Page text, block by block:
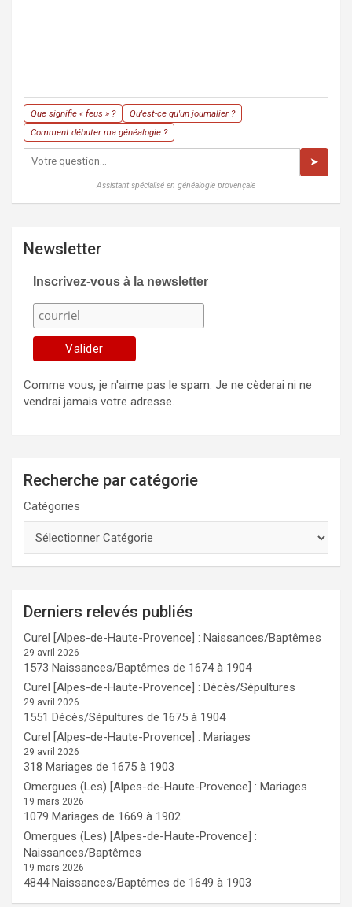
Que signifie « feus » ?
Qu'est-ce qu'un journalier ?
Comment débuter ma généalogie ?
➤
Assistant spécialisé en généalogie provençale
Newsletter
Inscrivez-vous à la newsletter
Comme vous, je n'aime pas le spam. Je ne cèderai ni ne
vendrai jamais votre adresse.
Recherche par catégorie
Catégories
Derniers relevés publiés
Curel [Alpes-de-Haute-Provence] : Naissances/Baptêmes
29 avril 2026
1573 Naissances/Baptêmes de 1674 à 1904
Curel [Alpes-de-Haute-Provence] : Décès/Sépultures
29 avril 2026
1551 Décès/Sépultures de 1675 à 1904
Curel [Alpes-de-Haute-Provence] : Mariages
29 avril 2026
318 Mariages de 1675 à 1903
Omergues (Les) [Alpes-de-Haute-Provence] : Mariages
19 mars 2026
1079 Mariages de 1669 à 1902
Omergues (Les) [Alpes-de-Haute-Provence] :
Naissances/Baptêmes
19 mars 2026
4844 Naissances/Baptêmes de 1649 à 1903